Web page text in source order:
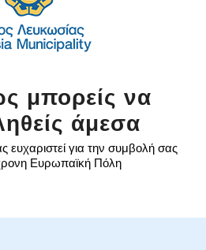
μπορείς να
άμεσα
για την συμβολή σας
Ευρωπαϊκή Πόλη